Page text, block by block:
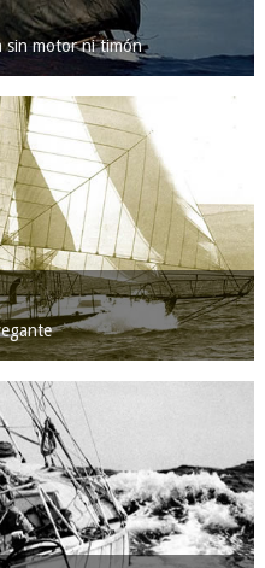
sin motor ni timón